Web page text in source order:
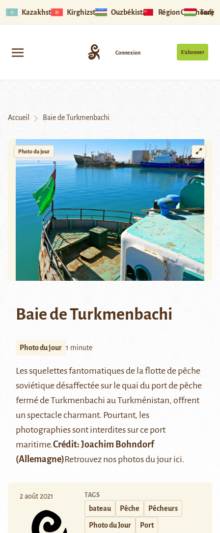
Kazakhstan Kirghizstan Ouzbékistan Région Ouïghoure
S’abonner
Connexion
Accueil Baie de Turkmenbachi
Photo du jour
Baie de Turkmenbachi
Photo du jour 1 minute
Les squelettes fantomatiques de la flotte de pêche
soviétique désaffectée sur le quai du port de pêche
fermé de Turkmenbachi au Turkménistan, offrent
un spectacle charmant. Pourtant, les
photographies sont interdites sur ce port
maritime.Crédit: Joachim Bohndorf
(Allemagne)Retrouvez nos photos du jourici.
2 août 2021 TAGS
bateau Pêche Pêcheurs
Photo du Jour Port